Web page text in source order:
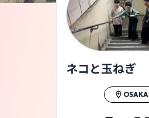
ネコと玉ねぎ
OSAKA